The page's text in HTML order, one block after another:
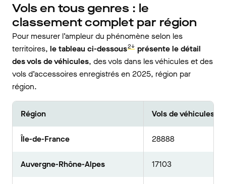
Vols en tous genres : le
classement complet par région
Pour mesurer l’ampleur du phénomène selon les
territoires, le tableau ci-dessous2↓ présente le détail
des vols de véhicules, des vols dans les véhicules et des
vols d’accessoires enregistrés en 2025, région par
région.
Région Vols de véhicules
Île-de-France 28888
Auvergne-Rhône-Alpes 17103